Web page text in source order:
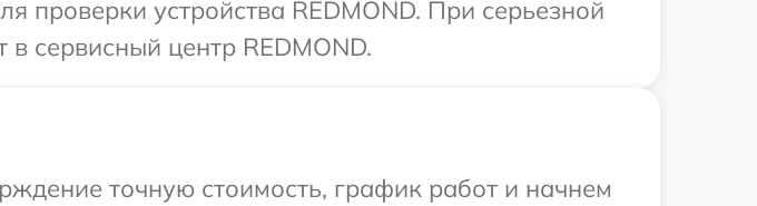
проверки устройства REDMOND. При серьезной
сервисный центр REDMOND.
точную стоимость, график работ и начнем